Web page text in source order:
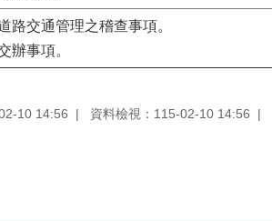
路交通管理之稽查事項。
辦事項。
10 14:56 資料檢視：115-02-10 14:56